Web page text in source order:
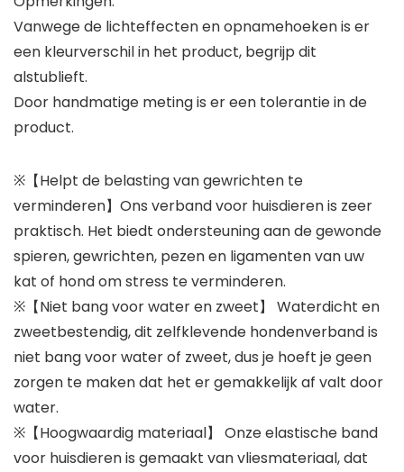
Vanwege de lichteffecten en opnamehoeken is er
een kleurverschil in het product, begrijp dit
alstublieft.
Door handmatige meting is er een tolerantie in de
product.
※【Helpt de belasting van gewrichten te
verminderen】Ons verband voor huisdieren is zeer
praktisch. Het biedt ondersteuning aan de gewonde
spieren, gewrichten, pezen en ligamenten van uw
kat of hond om stress te verminderen.
※【Niet bang voor water en zweet】 Waterdicht en
zweetbestendig, dit zelfklevende hondenverband is
niet bang voor water of zweet, dus je hoeft je geen
zorgen te maken dat het er gemakkelijk af valt door
water.
※【Hoogwaardig materiaal】 Onze elastische band
voor huisdieren is gemaakt van vliesmateriaal, dat